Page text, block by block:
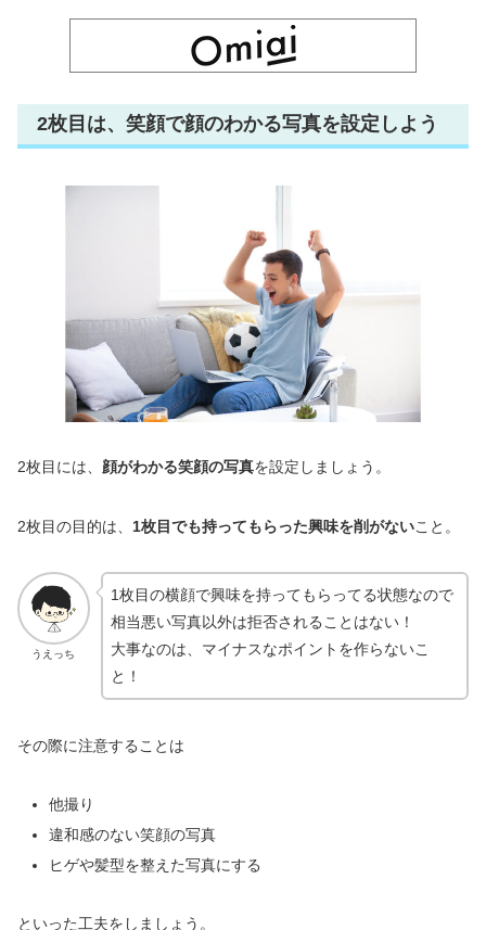
2枚目は、笑顔で顔のわかる写真を設定しよう
2枚目には、 顔がわかる笑顔の写真を設定しましょう。
2枚目の目的は、 1枚目でも持ってもらった興味を削がないこと。
うえっち
1枚目の横顔で興味を持ってもらってる状態なので
相当悪い写真以外は拒否されることはない！
大事なのは、マイナスなポイントを作らないこ
と！
その際に注意することは
他撮り
違和感のない笑顔の写真
ヒゲや髪型を整えた写真にする
といった工夫をしましょう。